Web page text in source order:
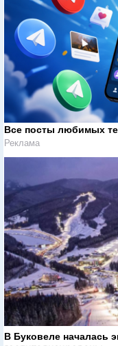
Все посты любимых
Реклама
В Буковеле началась